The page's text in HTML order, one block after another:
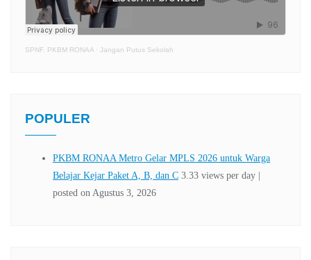
SPNF. PKBM RONAA · Jangan Putus Sekolah
POPULER